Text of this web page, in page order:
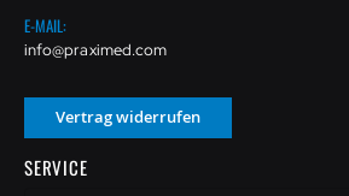
E-MAIL:
info@praximed.com
Vertrag widerrufen
SERVICE